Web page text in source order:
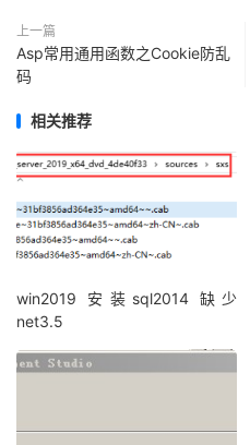
上一篇
Asp常用通用函数之Cookie防乱
码
相关推荐
win2019 安装sql2014 缺少
net3.5